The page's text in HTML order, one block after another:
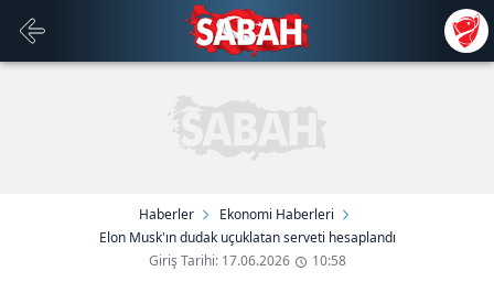
Haberler
Ekonomi Haberleri
Elon Musk'ın dudak uçuklatan serveti hesaplandı
Giriş Tarihi: 17.06.2026
10:58